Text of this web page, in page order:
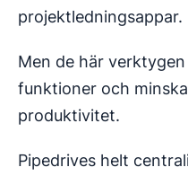
projektledningsappar.
Men de här
funktioner och
produktivitet.
Pipedrives helt